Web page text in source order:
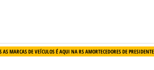
AS MARCAS DE VEÍCULOS É AQUI NA RS AMORTECEDORES DE